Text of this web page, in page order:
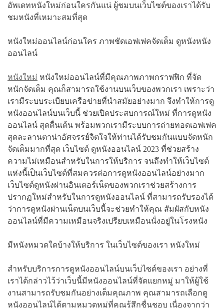
อัพเดทหนังใหม่ก่อนใครกันแน่ ผู้ชมบนเว็บไซต์ของเราได้รับ
ชมหนังที่เหมาะสมที่สุด
หนังใหม่ออนไลน์ก่อนใคร ภาพชัดเอฟเฟคจัดเต็ม ดูหนังหนัง
ออนไลน์
หนังใหม่ หนังใหม่ออนไลน์ที่มีคุณภาพภาพกราฟฟิก ที่จัด
หนักจัดเต็ม คุณก็สามารถใช้งานบนเว็บของพวกเรา เพราะว่า
เรามีระบบระเบียบเครือข่ายที่นำสมัยอย่างมาก จึงทำให้การดู
หนังออนไลน์บนเว็บนี้ ช่วยเปิดประสบการณ์ใหม่ ที่การดูหนัง
ออนไลน์ สุดตื่นเต้น พร้อมพวกเรามีระบบการถ่ายทอดเอฟเฟค
สุดละลานตาน่าอัศจรรย์จิตใจให้ท่านได้รับชมกันแบบจัดหนัก
จัดเต็มมากที่สุด เว็บไซต์ ดูหนังออนไลน์ 2023 ที่ช่วยสร้าง
ความไม่เหมือนสำหรับในการให้บริการ จนถึงทำให้เว็บไซต์
แห่งนี้เป็นเว็บไซต์ที่สมควรต่อการดูหนังออนไลน์อย่างมาก
เว็บไซต์ดูหนังผ่านอินเตอร์เน็ตของพวกเราช่วยสร้างการ
ปรากฏใหม่สำหรับในการดูหนังออนไลน์ ที่สามารถรับรองได้
ว่าการดูหนังผ่านเน็ตบนเว็บนี้จะช่วยทำให้คุณ สัมผัสกับหนัง
ออนไลน์ที่มีความเหมือนจริงเปรียบเหมือนนั่งอยู่ในโรงหนัง
มีหนังหมวดใดบ้างให้บริการ ในเว็บไซต์ของเรา หนังใหม่
สำหรับบริการการดูหนังออนไลน์บนเว็บไซต์ของเรา อย่างที่
เราได้กล่าวไว้ว่าเว็บนี้มีหนังออนไลน์ที่จัดแยกหมู่ มาให้ผู้ใช้
งานสามารถรับชมกันอย่างเต็มคุณภาพ คุณสามารถเลือกดู
หนังออนไลน์ได้ตามหมวดหมู่ที่คุณรู้สึกชื่นชอบ เนื่องจากว่า